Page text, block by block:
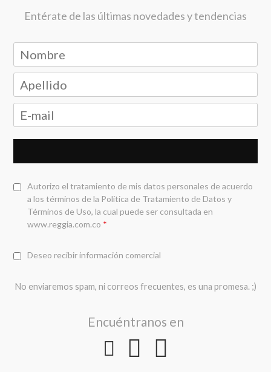
Entérate de las últimas novedades y tendencias
Autorizo el tratamiento de mis datos personales de acuerdo
a los términos de la Política de Tratamiento de Datos y
Términos de Uso, la cual puede ser consultada en
www.reggia.com.co *
Deseo recibir información comercial
No enviaremos spam, ni correos frecuentes, es una promesa. ;)
Encuéntranos en